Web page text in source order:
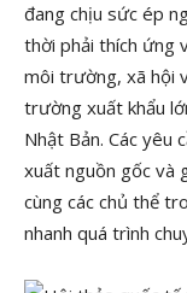
đang chịu sức ép
thời phải thích ứng
môi trường, xã hội
trường xuất khẩu
Nhật Bản. Các yêu
xuất nguồn gốc và
cùng các chủ thể
nhanh quá trình